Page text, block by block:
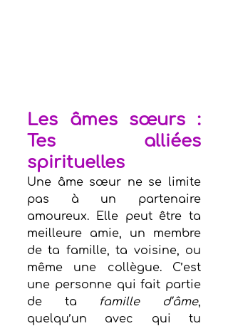
Les âmes sœurs :
Tes alliées
spirituelles
Une âme sœur ne se limite
pas à un partenaire
amoureux. Elle peut être ta
meilleure amie, un membre
de ta famille, ta voisine, ou
même une collègue. C’est
une personne qui fait partie
de ta famille d’âme,
quelqu’un avec qui tu